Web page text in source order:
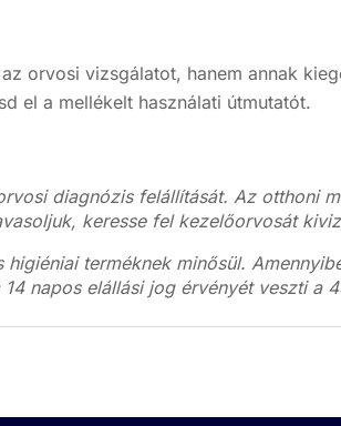
orvosi vizsgálatot, hanem annak
el a mellékelt használati útmutatót.
diagnózis felállítását. Az otthoni
keresse fel kezelőorvosát
higiéniai terméknek minősül.
napos elállási jog érvényét veszti a